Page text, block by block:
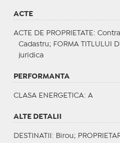
ACTE
ACTE DE PROPRIETATE :
Cadastru; FORMA TITLULUI
juridica
PERFORMANTA
CLASA ENERGETICA: A
ALTE DETALII
DESTINATII : Birou;